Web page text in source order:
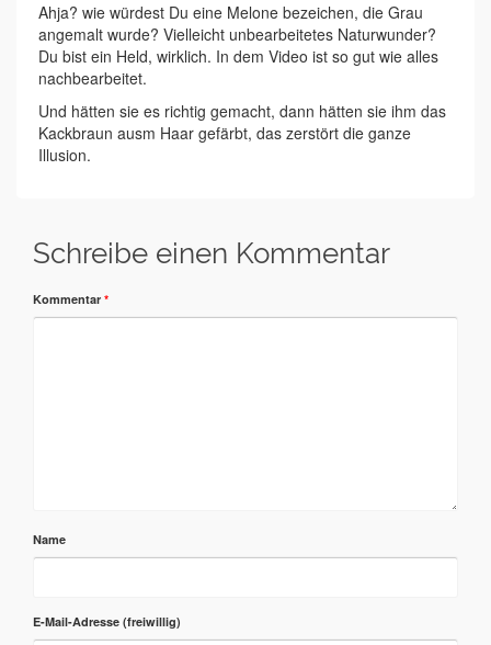
Ahja? wie würdest Du eine Melone bezeichen, die Grau
angemalt wurde? Vielleicht unbearbeitetes Naturwunder?
Du bist ein Held, wirklich. In dem Video ist so gut wie alles
nachbearbeitet.
Und hätten sie es richtig gemacht, dann hätten sie ihm das
Kackbraun ausm Haar gefärbt, das zerstört die ganze
Illusion.
Schreibe einen Kommentar
Kommentar *
Name
E-Mail-Adresse